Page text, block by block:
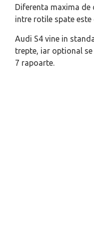
Diferenta maxima
intre rotile spate este
Audi S4 vine in
trepte, iar optional
7 rapoarte.